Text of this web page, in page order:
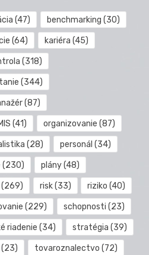
(47) benchmarking (30)
(64) kariéra (45)
(318)
(344)
(87)
(41) organizovanie (87)
(28) personál (34)
(230) plány(48)
(269) risk(33) riziko (40)
(229) schopnosti (23)
riadenie (34) stratégia (39)
tovaroznalectvo (72)